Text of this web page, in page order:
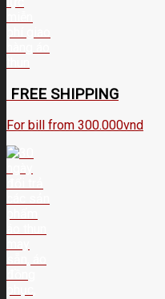
FREE SHIPPING
For bill from 300.000vnd